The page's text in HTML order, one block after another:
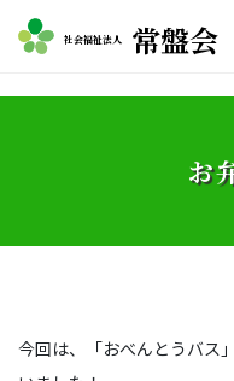
社会福祉法人 常盤会
お
今回は、「おべんとうバス